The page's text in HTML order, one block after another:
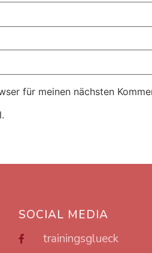
für meinen nächsten
SOCIAL MEDIA
trainingsglueck